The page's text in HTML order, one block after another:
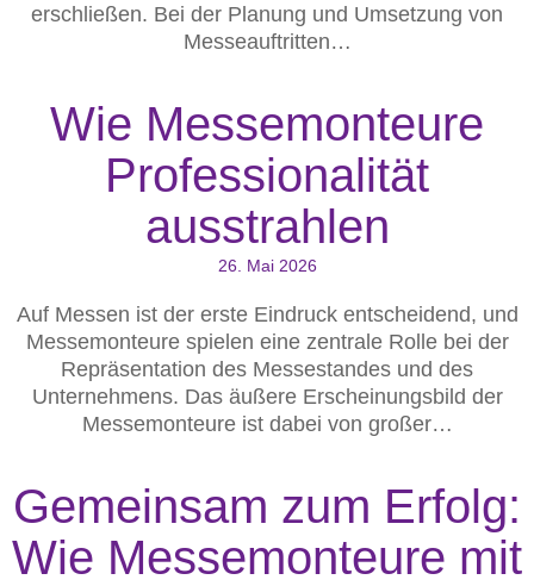
erschließen. Bei der Planung und Umsetzung von
Messeauftritten…
Wie Messemonteure
Professionalität
ausstrahlen
26. Mai 2026
Auf Messen ist der erste Eindruck entscheidend, und
Messemonteure spielen eine zentrale Rolle bei der
Repräsentation des Messestandes und des
Unternehmens. Das äußere Erscheinungsbild der
Messemonteure ist dabei von großer…
Gemeinsam zum Erfolg:
Wie Messemonteure mit